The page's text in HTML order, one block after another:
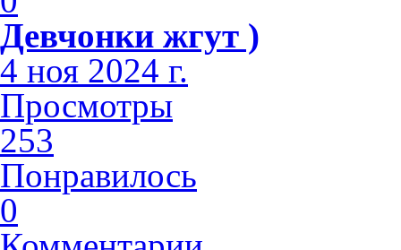
Девчонки жгут )
4 ноя 2024 г.
Просмотры
253
Понравилось
0